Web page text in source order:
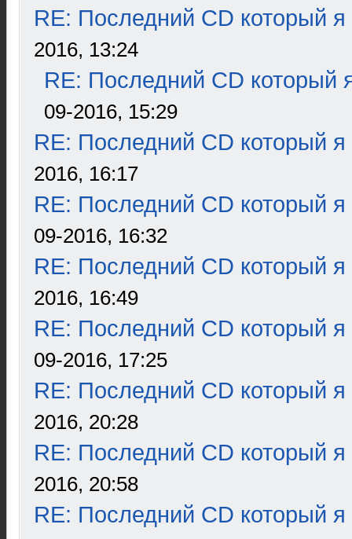
RE: Последний CD который я
2016, 13:24
RE: Последний CD который
09-2016, 15:29
RE: Последний CD который я
2016, 16:17
RE: Последний CD который я
09-2016, 16:32
RE: Последний CD который я
2016, 16:49
RE: Последний CD который я
09-2016, 17:25
RE: Последний CD который я
2016, 20:28
RE: Последний CD который я
2016, 20:58
RE: Последний CD который я